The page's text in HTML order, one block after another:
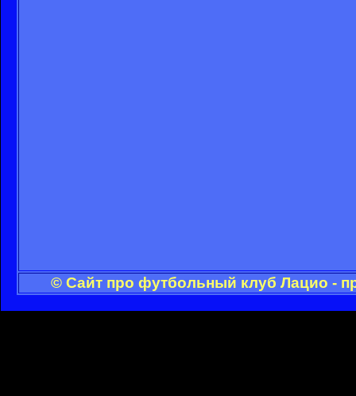
© Сайт про футбольный клуб Лацио -